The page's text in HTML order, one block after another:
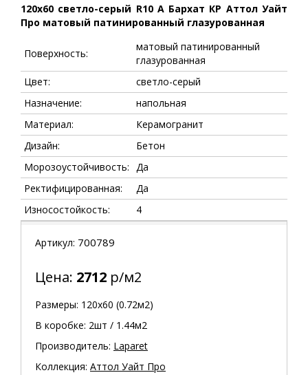
120x60 светло-серый R10 A Бархат КР Аттол Уайт
Про матовый патинированный глазурованная
Поверхность:
матовый патинированный
глазурованная
Цвет:
светло-серый
Назначение:
напольная
Материал:
Керамогранит
Дизайн:
Бетон
Морозоустойчивость: Да
Ректифицированная:
Да
Износостойкость:
4
Артикул: 700789
Цена: 2712 р/м2
Размеры: 120х60 (0.72м2)
В коробке: 2шт / 1.44м2
Производитель: Laparet
Коллекция: Аттол Уайт Про